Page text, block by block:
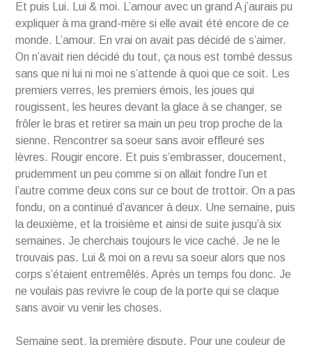
Et puis Lui. Lui & moi. L’amour avec un grand A j’aurais pu
expliquer à ma grand-mère si elle avait été encore de ce
monde. L’amour. En vrai on avait pas décidé de s’aimer.
On n’avait rien décidé du tout, ça nous est tombé dessus
sans que ni lui ni moi ne s’attende à quoi que ce soit. Les
premiers verres, les premiers émois, les joues qui
rougissent, les heures devant la glace à se changer, se
frôler le bras et retirer sa main un peu trop proche de la
sienne. Rencontrer sa soeur sans avoir effleuré ses
lèvres. Rougir encore. Et puis s’embrasser, doucement,
prudemment un peu comme si on allait fondre l’un et
l’autre comme deux cons sur ce bout de trottoir. On a pas
fondu, on a continué d’avancer à deux. Une semaine, puis
la deuxième, et la troisième et ainsi de suite jusqu’à six
semaines. Je cherchais toujours le vice caché. Je ne le
trouvais pas. Lui & moi on a revu sa soeur alors que nos
corps s’étaient entremêlés. Après un temps fou donc. Je
ne voulais pas revivre le coup de la porte qui se claque
sans avoir vu venir les choses.
Semaine sept, la première dispute. Pour une couleur de